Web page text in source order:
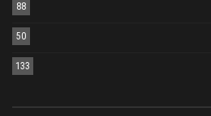
88
50
133